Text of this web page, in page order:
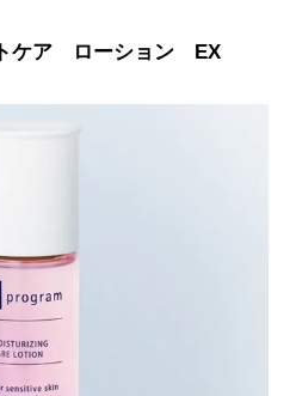
ケア ローション EX